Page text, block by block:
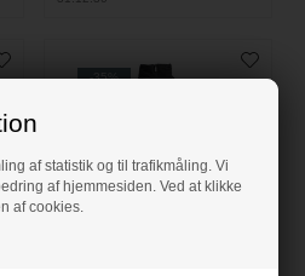
af statistik og til trafikmåling. Vi
af hjemmesiden. Ved at klikke
af cookies.
-35%